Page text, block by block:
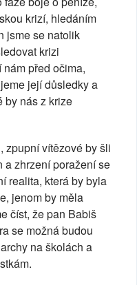
krizí, hledáním
jsme se natolik
krizi
před očima,
její důsledky a
by nás z krize
zpupní vítězové by šli
a zhrzení poražení se
realita, která by byla
jenom by měla
číst, že pan Babiš
se možná budou
na školách a